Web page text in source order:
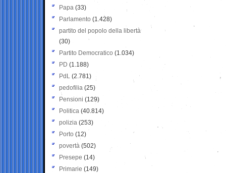
Papa (33)
Parlamento (1.428)
partito del popolo della libertà
(30)
Partito Democratico (1.034)
PD (1.188)
PdL (2.781)
pedofilia (25)
Pensioni (129)
Politica (40.814)
polizia (253)
Porto (12)
povertà (502)
Presepe (14)
Primarie (149)